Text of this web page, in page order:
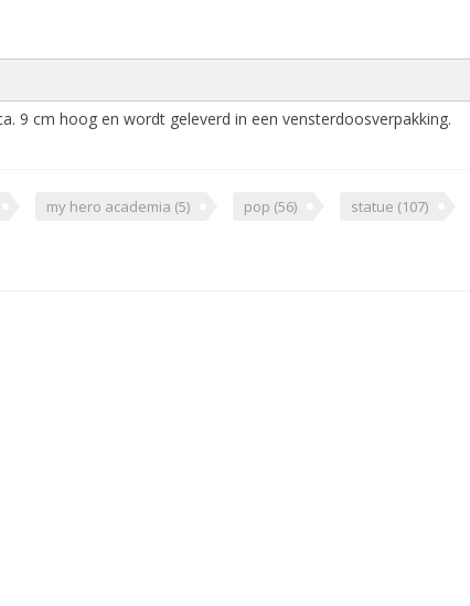
9 cm hoog en wordt geleverd in een vensterdoosverpakking.
my hero academia (5) pop (56) statue (107)